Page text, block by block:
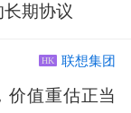
期协议
HK 联想集团
价值重估正当